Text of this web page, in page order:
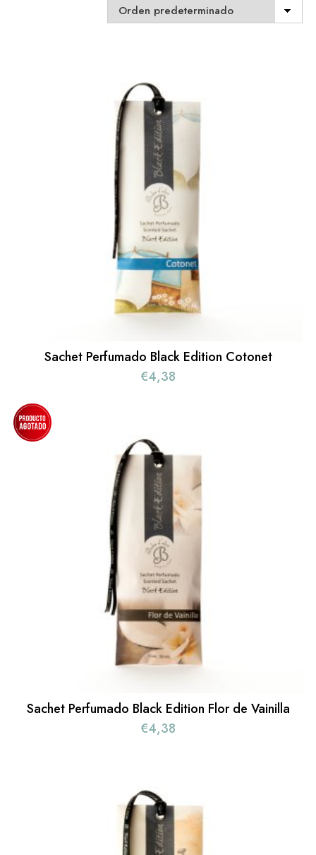
Sachet Perfumado Black Edition Cotonet
€4,38
Sachet Perfumado Black Edition Flor de Vainilla
€4,38